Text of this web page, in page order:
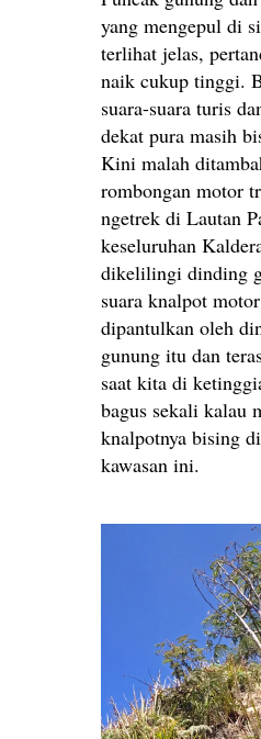
yang mengepul di
terlihat jelas,
naik cukup tinggi.
suara-suara turis
dekat pura masih
Kini malah
rombongan motor
ngetrek di Lautan
keseluruhan
dikelilingi dinding
suara knalpot
dipantulkan oleh
gunung itu dan
saat kita di
bagus sekali kalau
knalpotnya bising
kawasan ini.